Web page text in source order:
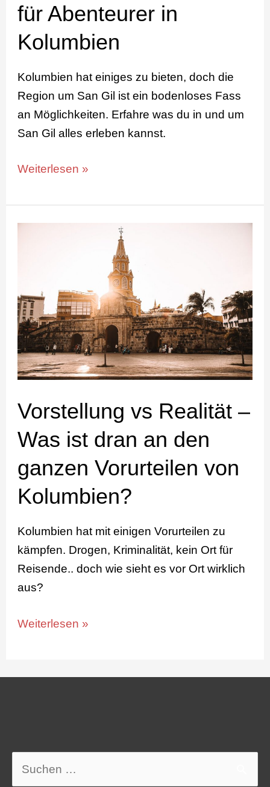
für Abenteurer in
Kolumbien
Kolumbien hat einiges zu bieten, doch die
Region um San Gil ist ein bodenloses Fass
an Möglichkeiten. Erfahre was du in und um
San Gil alles erleben kannst.
Weiterlesen »
Vorstellung vs Realität –
Was ist dran an den
ganzen Vorurteilen von
Kolumbien?
Kolumbien hat mit einigen Vorurteilen zu
kämpfen. Drogen, Kriminalität, kein Ort für
Reisende.. doch wie sieht es vor Ort wirklich
aus?
Was
ist
dran
an
den
Vorurteilen
von
Weiterlesen »
Suchen